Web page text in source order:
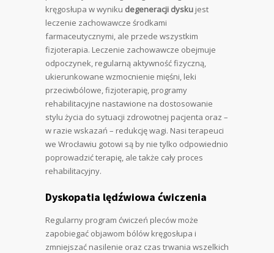
kręgosłupa w wyniku degeneracji dysku jest
leczenie zachowawcze środkami
farmaceutycznymi, ale przede wszystkim
fizjoterapia. Leczenie zachowawcze obejmuje
odpoczynek, regularną aktywność fizyczną,
ukierunkowane wzmocnienie mięśni, leki
przeciwbólowe, fizjoterapię, programy
rehabilitacyjne nastawione na dostosowanie
stylu życia do sytuacji zdrowotnej pacjenta oraz –
w razie wskazań – redukcję wagi. Nasi terapeuci
we Wrocławiu gotowi są by nie tylko odpowiednio
poprowadzić terapię, ale także cały proces
rehabilitacyjny.
Dyskopatia lędźwiowa ćwiczenia
Regularny program ćwiczeń pleców może
zapobiegać objawom bólów kręgosłupa i
zmniejszać nasilenie oraz czas trwania wszelkich